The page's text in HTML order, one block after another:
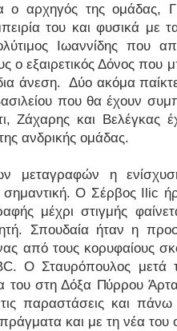
ο αρχηγός της ομάδας,
του και φυσικά με
Ιωαννίδης που
ο εξαιρετικός Δόνος που
άνεση. Δύο ακόμα
που θα έχουν
Ζάχαρης και Βελέγκας
ανδρικής ομάδας.
μεταγραφών η
Ο Σέρβος Ilic
μέχρι στιγμής
Σπουδαία ήταν η
από τους κορυφαίους
Ο Σταυρόπουλος μετά
του στη Δόξα Πύρρου
τις παραστάσεις και
και με τη νέα